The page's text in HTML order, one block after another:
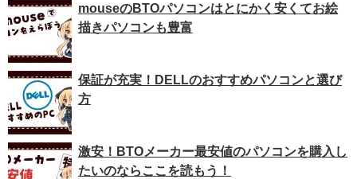
mouseのBTOパソコンはとにかく安くてお絵
描きパソコンも豊富
保証が充実！DELLのおすすめパソコンと選び
方
激安！BTOメーカー最安値のパソコンを購入し
たいのならここを読もう！